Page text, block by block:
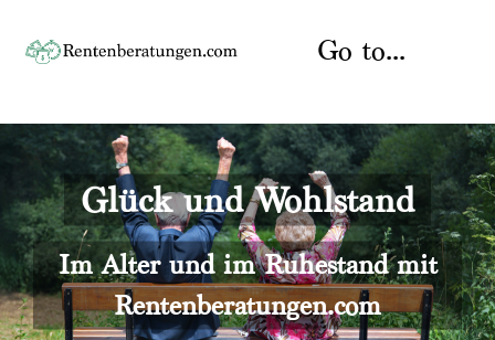
content
Go to...
Startseite
Rente
Rentenberater
Rentenversicherung
Über uns
Kontakt
Glück und Wohlstand
Im Alter und im Ruhestand mit
Rentenberatungen.com